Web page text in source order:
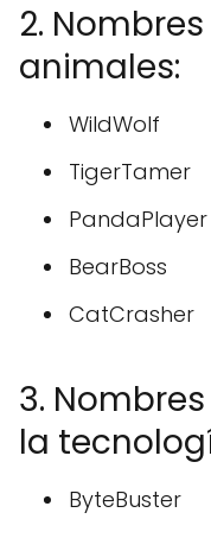
2.
animales:
WildWolf
TigerTamer
PandaPlayer
BearBoss
CatCrasher
3.
la
ByteBuster